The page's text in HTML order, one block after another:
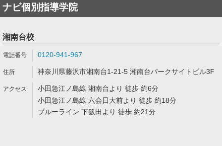
ナビ個別指導学院
湘南台校
0120-941-967
神奈川県藤沢市湘南台1-21-5 湘南台パークサイトビル3F
小田急江ノ島線 湘南台より 徒歩 約6分
小田急江ノ島線 六会日大前より 徒歩 約18分
ブルーライン 下飯田より 徒歩 約21分